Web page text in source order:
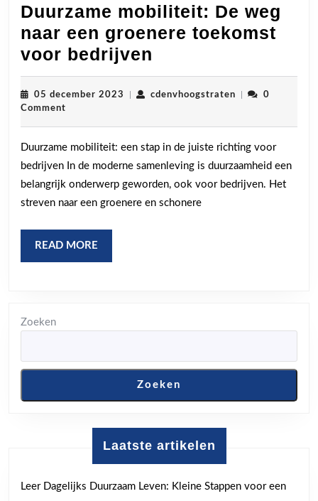
Duurzame mobiliteit: De weg
naar een groenere toekomst
voor bedrijven
mobiliteit:
De
naar
een
groenere
toekomst
05 december 2023 05
cdenvhoogstraten
0
Comment
Duurzame mobiliteit: een stap in de juiste richting voor
bedrijven In de moderne samenleving is duurzaamheid een
belangrijk onderwerp geworden, ook voor bedrijven. Het
streven naar een groenere en schonere
READ MORE
MORE
Zoeken
Zoeken
Laatste artikelen
Leer Dagelijks Duurzaam Leven: Kleine Stappen voor een